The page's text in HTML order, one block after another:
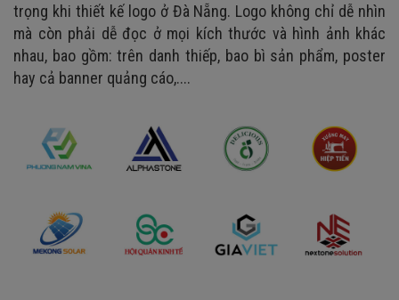
trọng khi thiết kế logo ở Đà Nẵng. Logo không chỉ dễ nhìn
mà còn phải dễ đọc ở mọi kích thước và hình ảnh khác
nhau, bao gồm: trên danh thiếp, bao bì sản phẩm, poster
hay cả banner quảng cáo,....